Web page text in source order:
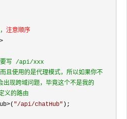
注意顺序
要写 /api/xxx
且使用的是代理模式，所以如果你不
现跨域问题，毕竟这个不是我的
义的路由
"/api/chatHub" );